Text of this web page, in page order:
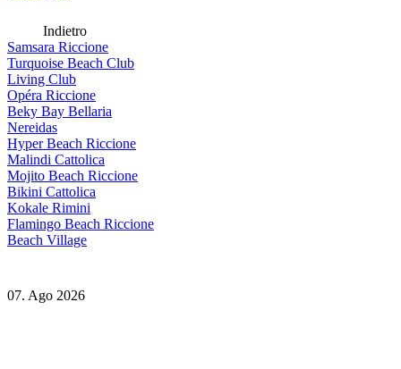
Indietro
Samsara Riccione
Turquoise Beach Club
Living Club
Opéra Riccione
Beky Bay Bellaria
Nereidas
Hyper Beach Riccione
Malindi Cattolica
Mojito Beach Riccione
Bikini Cattolica
Kokale Rimini
Flamingo Beach Riccione
Beach Village
07. Ago 2026